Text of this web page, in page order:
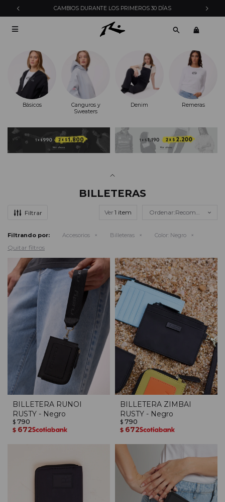
ENVÍOS EXPRESS EN MONTEVIDEO CON PEDIDOS YA

Básicos
Canguros y
Sweaters
Denim Remeras
BILLETERAS
Ver Recomendados
Filtrando por: Accesorios Billeteras Color: Negro
Quitar filtros
BILLETERA RUNOI
RUSTY - Negro
$ 790
$ 672
BILLETERA ZIMBAI
RUSTY - Negro
$ 790
$ 672